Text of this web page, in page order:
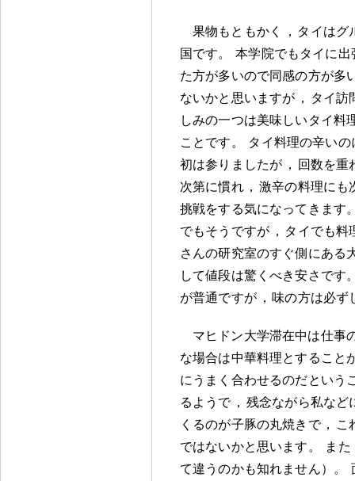
果物もともかく ， タイはグ
国です。
本学院でもタイに出
た方が多いので同感の方が多
ないかと思いますが ， タイ訪
しみの一つは美味しいタイ料
ことです 。
タイ料理の辛いの
初は参りましたが ， 回数を重
次第に慣れ ， 激辛の料理にも
挑戦をする気になってきます
でもそうですが ， タイでも料
さんの研究室のすぐ側にある
して値段は驚くべき安さです
が普通ですが ， 味の方は必ず
マヒドン大学滞在中は仕事
な場合は中華料理とすること
にうまく合わせるのだという
るようで ， 残念ながら私など
くるのが子豚の丸焼きで ， こ
ではないかと思います 。 また
て違うのかも知れません） 。